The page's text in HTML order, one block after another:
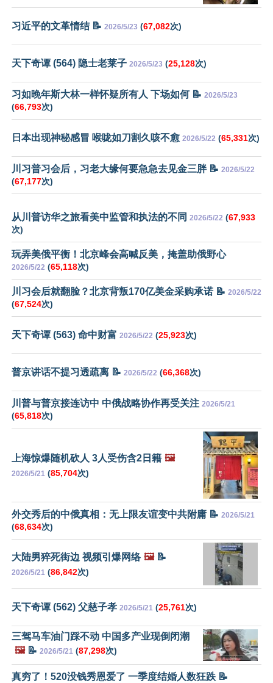
习近平的文革情结 📝 2026/5/23 (67,082次)
天下奇谭 (564) 隐士老莱子 2026/5/23 (25,128次)
习如晚年斯大林一样怀疑所有人 下场如何 📝 2026/5/23
(66,793次)
日本出现神秘感冒 喉咙如刀割久咳不愈 2026/5/22 (65,331次)
川习普习会后，习老大缘何要急急去见金三胖 📝 2026/5/22
(67,177次)
从川普访华之旅看美中监管和执法的不同 2026/5/22 (67,933
次)
玩弄美俄平衡！北京峰会高喊反美，掩盖助俄野心
2026/5/22 (65,118次)
川习会后就翻脸？北京背叛170亿美金采购承诺 📝 2026/5/22
(67,524次)
天下奇谭 (563) 命中财富 2026/5/22 (25,923次)
普京讲话不提习透疏离 📝 2026/5/22 (66,368次)
川普与普京接连访中 中俄战略协作再受关注 2026/5/21
(65,818次)
上海惊爆随机砍人 3人受伤含2日籍 🖼️
2026/5/21 (85,704次)
外交秀后的中俄真相：无上限友谊变中共附庸 📝 2026/5/21
(68,634次)
大陆男猝死街边 视频引爆网络 🖼️📝
2026/5/21 (86,842次)
天下奇谭 (562) 父慈子孝 2026/5/21 (25,761次)
三驾马车油门踩不动 中国多产业现倒闭潮
🖼️📝 2026/5/21 (87,298次)
真穷了！520没钱秀恩爱了 一季度结婚人数狂跌 📝